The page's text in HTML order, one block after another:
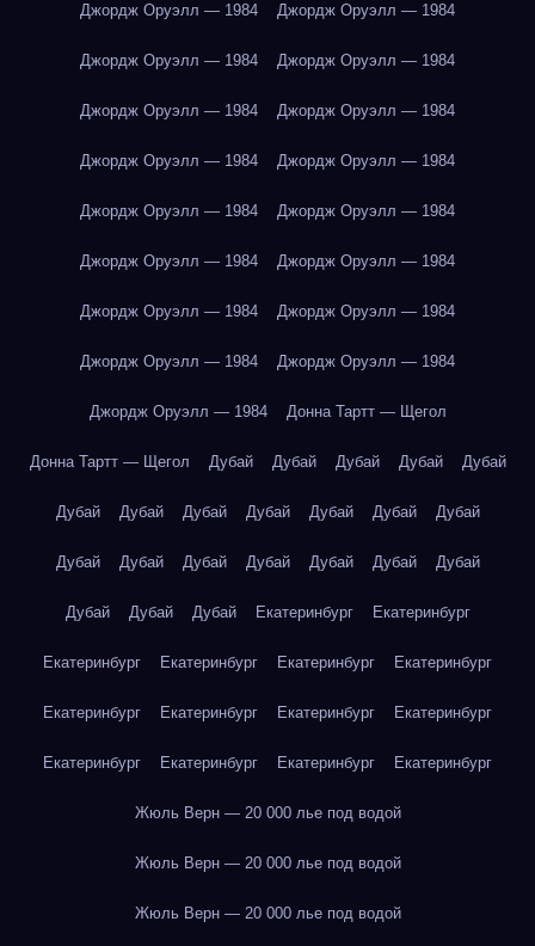
Джордж Оруэлл — 1984 Джордж Оруэлл — 1984
Джордж Оруэлл — 1984 Джордж Оруэлл — 1984
Джордж Оруэлл — 1984 Джордж Оруэлл — 1984
Джордж Оруэлл — 1984 Джордж Оруэлл — 1984
Джордж Оруэлл — 1984 Джордж Оруэлл — 1984
Джордж Оруэлл — 1984 Джордж Оруэлл — 1984
Джордж Оруэлл — 1984 Джордж Оруэлл — 1984
Джордж Оруэлл — 1984 Джордж Оруэлл — 1984
Джордж Оруэлл — 1984 Донна Тартт — Щегол
Донна Тартт — Щегол Дубай Дубай Дубай Дубай Дубай
Дубай Дубай Дубай Дубай Дубай Дубай Дубай
Дубай Дубай Дубай Дубай Дубай Дубай Дубай
Дубай Дубай Дубай Екатеринбург Екатеринбург
Екатеринбург Екатеринбург Екатеринбург Екатеринбург
Екатеринбург Екатеринбург Екатеринбург Екатеринбург
Екатеринбург Екатеринбург Екатеринбург Екатеринбург
Жюль Верн — 20 000 лье под водой
Жюль Верн — 20 000 лье под водой
Жюль Верн — 20 000 лье под водой